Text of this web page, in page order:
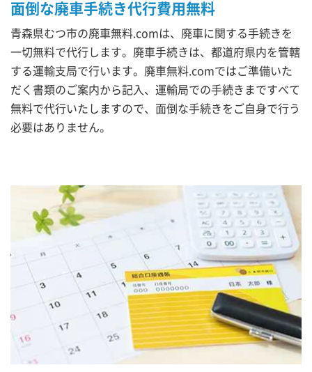
面倒な廃車手続き代行費用無料
青森県むつ市の廃車無料.comは、廃車に関する手続きを
一切無料で代行します。廃車手続きは、都道府県内を管轄
する運輸支局で行います。廃車無料.comではご準備いた
だく書類のご案内から記入、運輸局での手続きまですべて
無料で代行いたしますので、面倒な手続きをご自身で行う
必要はありません。